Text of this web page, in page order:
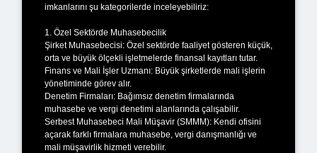
imkanlarını şu kategorilerde inceleyebiliriz:
1. Özel Sektörde Muhasebecilik
Şirket Muhasebecisi: Özel sektörde faaliyet gösteren küçük,
orta ve büyük ölçekli işletmelerde finansal kayıtları tutar.
Finans ve Mali İşler Uzmanı: Büyük şirketlerde mali işlerin
yönetiminde görev alır.
Denetim Firmaları: Bağımsız denetim firmalarında
muhasebe ve vergi denetimi alanlarında çalışabilir.
Serbest Muhasebeci Mali Müşavir (SMMM): Kendi ofisini
açarak farklı firmalara muhasebe, vergi danışmanlığı ve
mali müşavirlik hizmeti verebilir.